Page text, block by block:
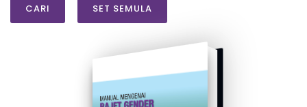
CARI SET SEMULA